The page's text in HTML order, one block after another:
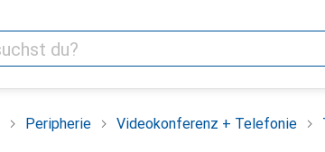
Peripherie Videokonferenz + Telefonie